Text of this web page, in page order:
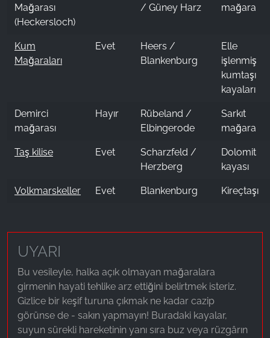
Mağarası
(Heckersloch)
/ Güney Harz
mağara
Kum
Mağaraları
Evet
Heers /
Blankenburg
Elle
işlenmiş
kumtaşı
kayaları
Demirci
mağarası
Hayır
Rübeland /
Elbingerode
Sarkıt
mağara
Taş kilise Evet
Scharzfeld /
Herzberg
Dolomit
kayası
Volkmarskeller Evet Blankenburg Kireçtaşı
UYARI
Bu vesileyle, halka açık olmayan mağaralara
girmenin hayati tehlike arz ettiğini belirtmek isteriz.
Gizlice bir keşif turuna çıkmak ne kadar cazip
görünse de - sakın yapmayın! Buradaki kayalar,
suyun sürekli hareketinin yanı sıra buz veya rüzgârın